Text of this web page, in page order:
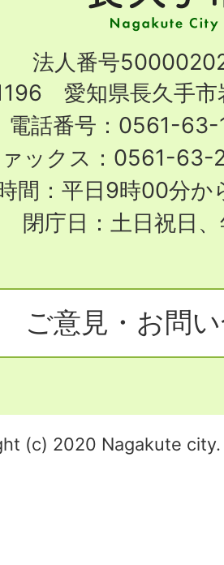
市
City
法人番号
愛知県長久手市
電話番号：0561-63-
ックス：0561-63-
間：平日9時00分か
閉庁日：土日祝日
ご意見・お問
(c) 2020 Nagakute